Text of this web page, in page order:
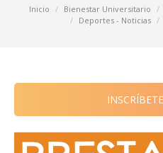
Estás aquí:
Inicio Bienestar Universitario
Deportes - Noticias